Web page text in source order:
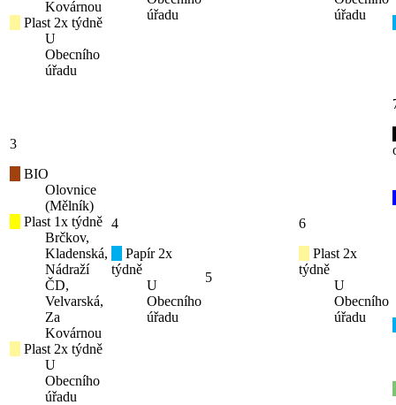
Kovárnou
Plast 2x týdně
U
Obecního
úřadu
úřadu
úřadu
3
BIO
Olovnice
(Mělník)
Plast 1x týdně
Brčkov,
Kladenská,
Nádraží
ČD,
Velvarská,
Za
Kovárnou
Plast 2x týdně
U
Obecního
úřadu
4
Papír 2x
týdně
U
Obecního
úřadu
5
6
Plast 2x
týdně
U
Obecního
úřadu